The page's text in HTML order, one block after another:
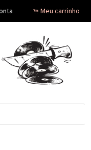
. Meu carrinho